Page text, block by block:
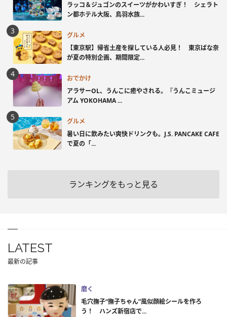
ラッコ＆ジュゴンのスイーツがかわいすぎ！ シェラト
ン都ホテル大阪、鳥羽水族...
グルメ
【東京駅】帰省土産を探している人必見！ 東京ばな奈
が夏の特別企画、期間限定...
おでかけ
アラサーOL、うんこに癒やされる。『うんこミュージ
アム YOKOHAMA ...
グルメ
暑い日に飲みたい爽快ドリンクも。J.S. PANCAKE CAFE
で夏の「...
ランキングをもっと見る
LATEST
最新の記事
磨く
毛穴撫子“撫子ちゃん”風似顔絵シールを作ろ
う！ ハンズ新宿店で...